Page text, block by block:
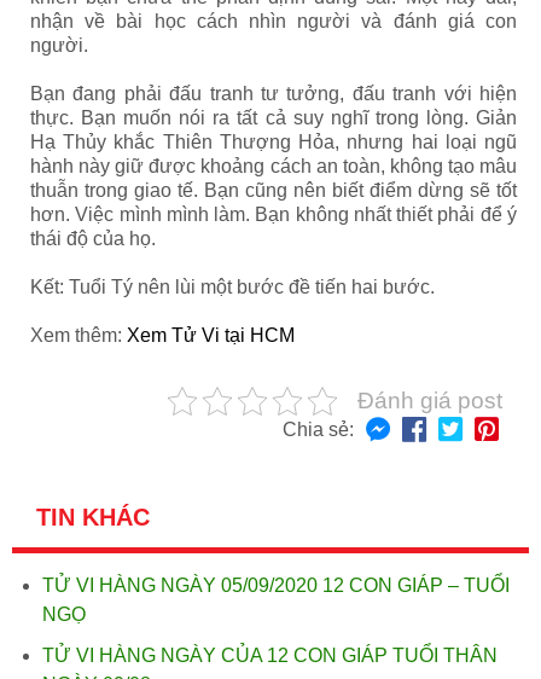
nhận về bài học cách nhìn người và đánh giá con
người.
Bạn đang phải đấu tranh tư tưởng, đấu tranh với hiện
thực. Bạn muốn nói ra tất cả suy nghĩ trong lòng. Giản
Hạ Thủy khắc Thiên Thượng Hỏa, nhưng hai loại ngũ
hành này giữ được khoảng cách an toàn, không tạo mâu
thuẫn trong giao tế. Bạn cũng nên biết điểm dừng sẽ tốt
hơn. Việc mình mình làm. Bạn không nhất thiết phải để ý
thái độ của họ.
Kết: Tuổi Tý nên lùi một bước đề tiến hai bước.
Xem thêm: Xem Tử Vi tại HCM
Đánh giá post
Chia sẻ:
TIN KHÁC
TỬ VI HÀNG NGÀY 05/09/2020 12 CON GIÁP – TUỔI
NGỌ
TỬ VI HÀNG NGÀY CỦA 12 CON GIÁP TUỔI THÂN